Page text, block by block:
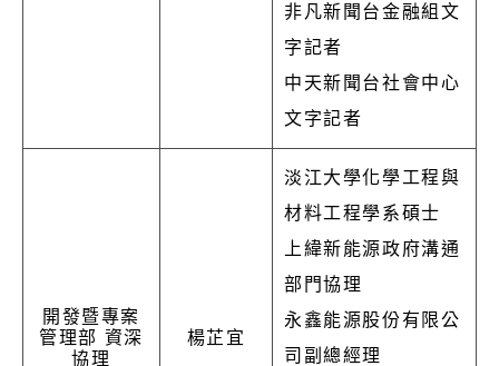
非凡新聞台金融組文
字記者
中天新聞台社會中心
文字記者
開發暨專案
管理部 資深
協理
楊芷宜
淡江大學化學工程與
材料工程學系碩士
上緯新能源政府溝通
部門協理
永鑫能源股份有限公
司副總經理